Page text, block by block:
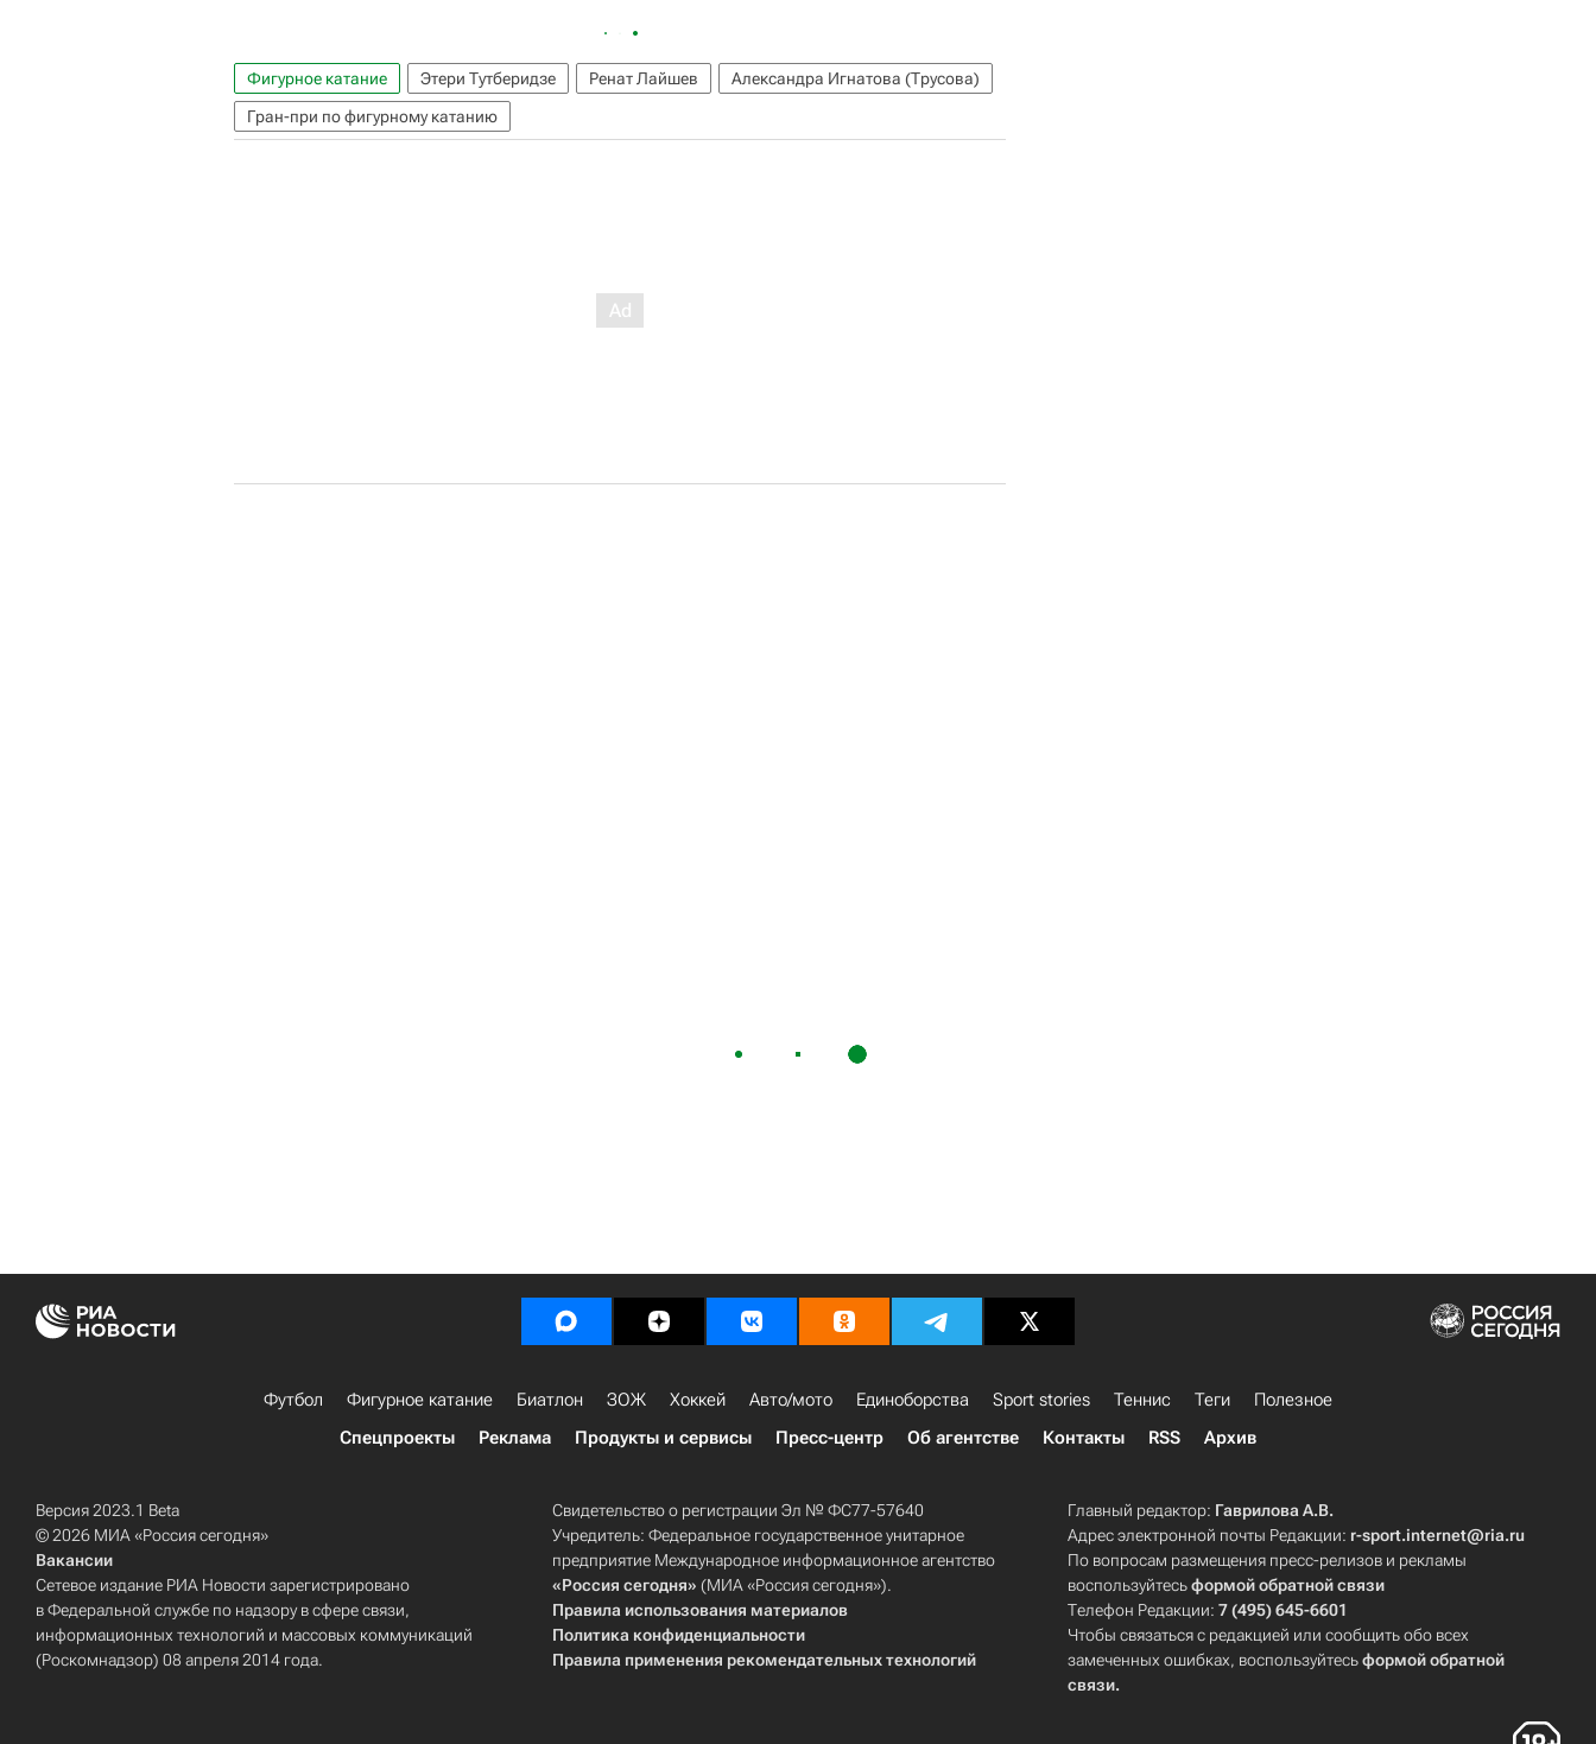
Фигурное катание Этери Тутберидзе Ренат Лайшев
Александра Игнатова (Трусова)
Гран-при по фигурному катанию
Футбол Фигурное катание Биатлон ЗОЖ Хоккей Авто/мото Единоборства Sport stories Теннис Теги
Полезное
Спецпроекты
Реклама Продукты и сервисы Пресс-центр Об агентстве Контакты RSS Архив
Версия 2023.1 Beta
© 2026 МИА «Россия сегодня»
Вакансии
Сетевое издание РИА Новости зарегистрировано
в Федеральной службе по надзору в сфере связи,
информационных технологий и массовых коммуникаций
(Роскомнадзор) 08 апреля 2014 года.
Свидетельство о регистрации Эл № ФС77-57640
Учредитель: Федеральное государственное унитарное
предприятие Международное информационное агентство
«Россия сегодня» (МИА «Россия сегодня»).
Правила использования материалов
Политика конфиденциальности
Правила применения рекомендательных технологий
Главный редактор: Гаврилова А.В.
Адрес электронной почты Редакции: r-sport.internet@ria.ru
По вопросам размещения пресс-релизов и рекламы
воспользуйтесьформой обратной связи
Телефон Редакции:7 (495) 645-6601
Чтобы связаться с редакцией или сообщить обо всех
замеченных ошибках, воспользуйтесьформой обратной
связи.